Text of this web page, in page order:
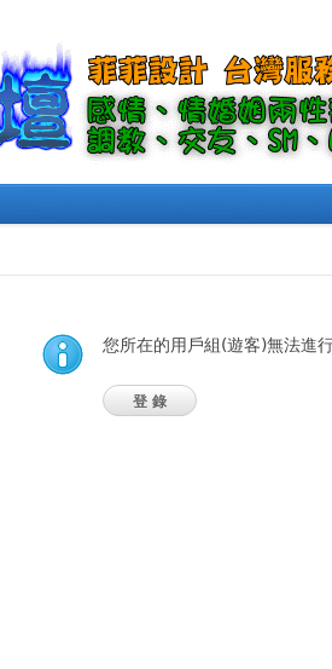
您所在的用戶組(遊客)無法進
登錄